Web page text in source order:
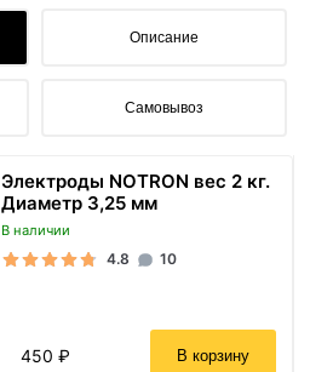
Описание
Самовывоз
Электроды NOTRON вес 2 кг.
Диаметр 3,25 мм
В наличии
4.8 10
450 ₽ В корзину